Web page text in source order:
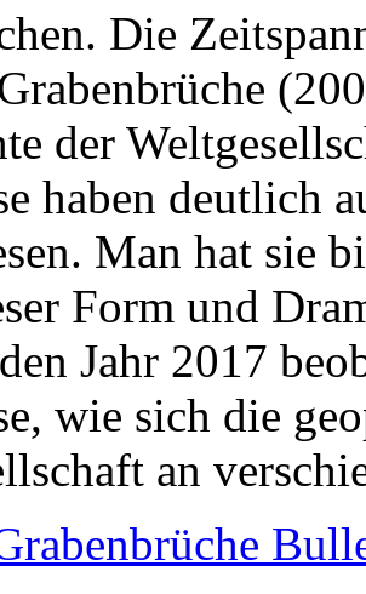
Die
der
haben deutlich
Man hat sie
Form und
Jahr 2017
wie sich die
an